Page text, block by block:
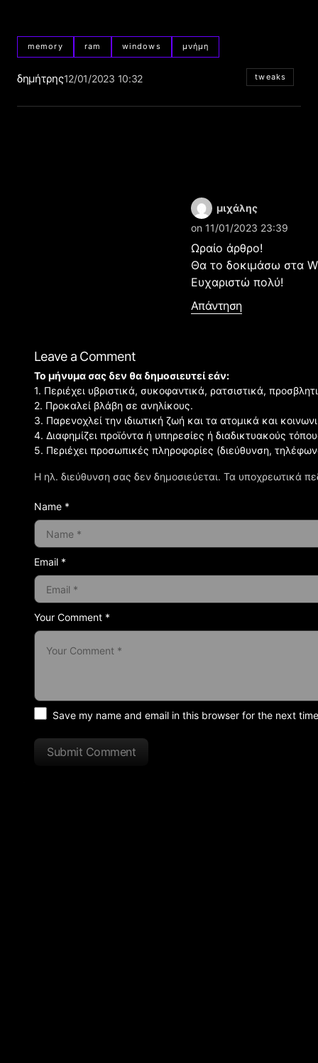
memory ram windows μνήμη
δημήτρης12/01/2023 10:32 tweaks
μιχάλης
on 11/01/2023 23:39
Ωραίο άρθρο!
Θα το δοκιμάσω στα
Ευχαριστώ πολύ!
Απάντηση
Leave a Comment
Η ηλ. διεύθυνση σας δεν δημοσιεύεται. Τα υποχρεωτικά
Your Comment *
Το μήνυμα σας δεν θα δημοσιευτεί εάν:
1. Περιέχει υβριστικά, συκοφαντικά, ρατσιστικά,
2. Προκαλεί βλάβη σε ανηλίκους.
3. Παρενοχλεί την ιδιωτική ζωή και τα ατομικά και
4. Διαφημίζει προϊόντα ή υπηρεσίες ή διαδικτυακούς
5. Περιέχει προσωπικές πληροφορίες (διεύθυνση,
Name *
Email *
Save my name and email in this browser for the next
Submit Comment